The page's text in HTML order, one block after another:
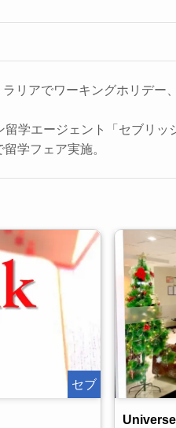
リアでワーキングホリデー
学エージェント「セブリッ
学フェア実施。
セブ